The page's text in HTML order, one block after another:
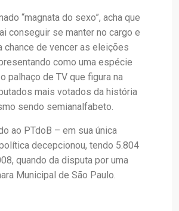
“magnata do sexo”, acha que
conseguir se manter no cargo e
chance de vencer as eleições
como uma espécie
palhaço de TV que figura na
mais votados da história
sendo semianalfabeto.
ao PTdoB – em sua única
decepcionou, tendo 5.804
quando da disputa por uma
Municipal de São Paulo.